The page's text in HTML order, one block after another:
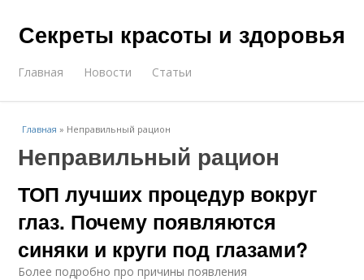
Секреты красоты и здоровья
Главная Новости Статьи
Главная » Неправильный рацион
Неправильный рацион
ТОП лучших процедур вокруг
глаз. Почему появляются
синяки и круги под глазами?
Более подробно про причины появления